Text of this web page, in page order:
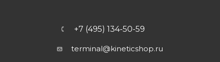
+7 (495) 134-50-59
terminal@kineticshop.ru